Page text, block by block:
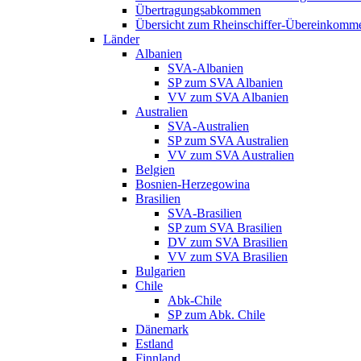
Übertragungsabkommen
Übersicht zum Rheinschiffer-
Länder
Albanien
SVA-Albanien
SP zum SVA Albanien
VV zum SVA Albanien
Australien
SVA-Australien
SP zum SVA Australien
VV zum SVA Australien
Belgien
Bosnien-Herzegowina
Brasilien
SVA-Brasilien
SP zum SVA Brasilien
DV zum SVA Brasilien
VV zum SVA Brasilien
Bulgarien
Chile
Abk-Chile
SP zum Abk. Chile
Dänemark
Estland
Finnland